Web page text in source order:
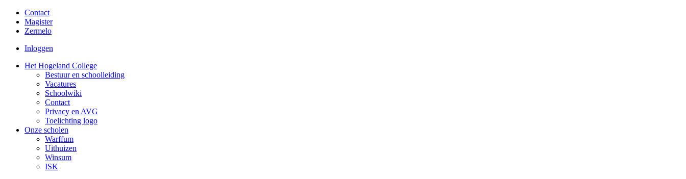
Contact
Magister
Zermelo
Inloggen
Het Hogeland College
Bestuur en schoolleiding
Vacatures
Schoolwiki
Contact
Privacy en AVG
Toelichting logo
Onze scholen
Warffum
Uithuizen
Winsum
ISK